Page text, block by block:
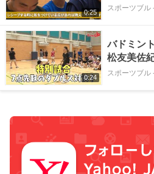
0:25
ットを伝
スポーツブル
0:24
バドミン
松友美佐
校生と真
スポーツブル